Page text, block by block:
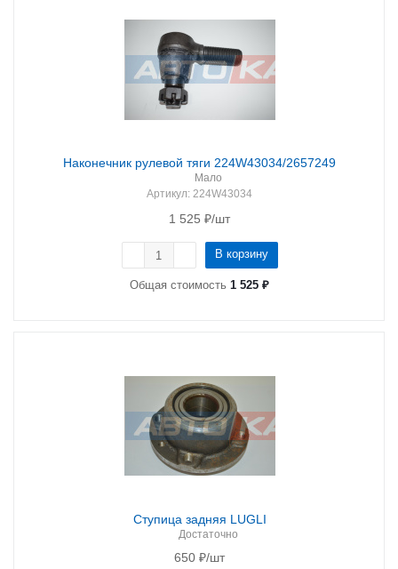
Наконечник рулевой тяги 224W43034/2657249
Мало
Артикул: 224W43034
1 525 ₽/шт
В корзину
Общая стоимость 1 525 ₽
Ступица задняя LUGLI
Достаточно
650 ₽/шт